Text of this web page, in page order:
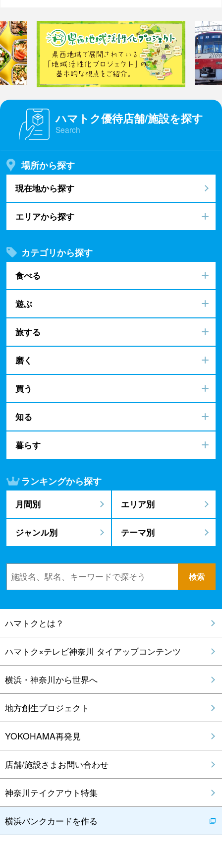
ハマトク優待店舗/施設を探す
Search
場所から探す
現在地から探す
エリアから探す
カテゴリから探す
食べる
遊ぶ
旅する
磨く
買う
知る
暮らす
ランキングから探す
月間別 エリア別
ジャンル別 テーマ別
ハマトクとは？
ハマトク×テレビ神奈川 タイアップコンテンツ
横浜・神奈川から世界へ
地方創生プロジェクト
YOKOHAMA再発見
店舗/施設さまお問い合わせ
神奈川テイクアウト特集
横浜バンクカードを作る